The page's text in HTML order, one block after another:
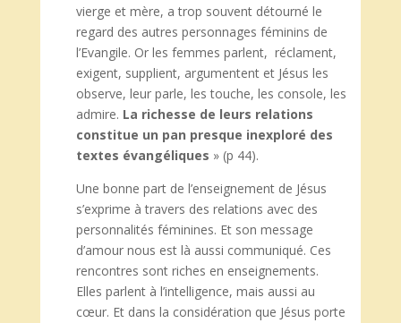
vierge et mère, a trop souvent détourné le
regard des autres personnages féminins de
l’Evangile. Or les femmes parlent, réclament,
exigent, supplient, argumentent et Jésus les
observe, leur parle, les touche, les console, les
admire. La richesse de leurs relations
constitue un pan presque inexploré des
textes évangéliques » (p 44).
Une bonne part de l’enseignement de Jésus
s’exprime à travers des relations avec des
personnalités féminines. Et son message
d’amour nous est là aussi communiqué. Ces
rencontres sont riches en enseignements.
Elles parlent à l’intelligence, mais aussi au
cœur. Et dans la considération que Jésus porte